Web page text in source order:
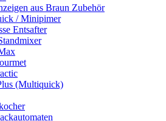
aus Braun Zubehör
/ Minipimer
Entsafter
(Multiquick)